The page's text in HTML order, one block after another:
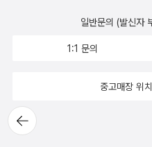
뒤로가
기
일반문의 (발신자
1:1 문의
중고매장 위